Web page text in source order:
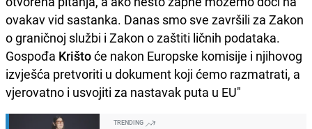
ovakav vid sastanka. Danas smo sve završili za Zakon
o graničnoj službi i Zakon o zaštiti ličnih podataka.
Gospođa Krištoće nakon Europske komisije i njihovog
izvješća pretvoriti u dokument koji ćemo razmatrati, a
vjerovatno i usvojiti za nastavak puta u EU"
TRENDING